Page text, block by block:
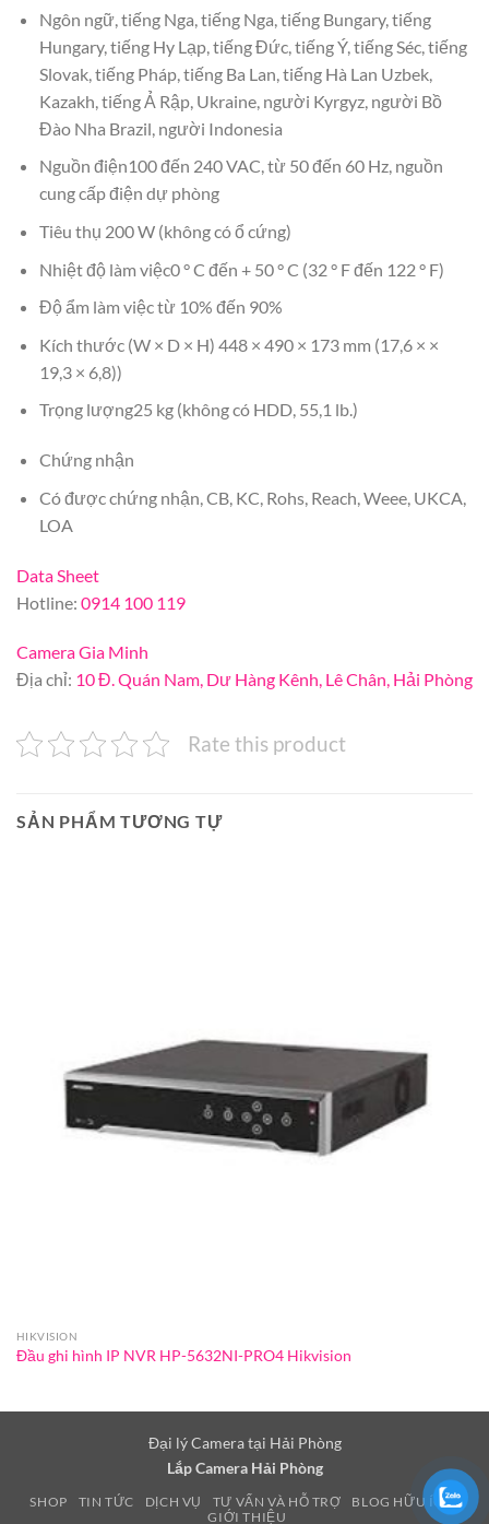
Ngôn ngữ, tiếng Nga, tiếng Nga, tiếng Bungary, tiếng
Hungary, tiếng Hy Lạp, tiếng Đức, tiếng Ý, tiếng Séc, tiếng
Slovak, tiếng Pháp, tiếng Ba Lan, tiếng Hà Lan Uzbek,
Kazakh, tiếng Ả Rập, Ukraine, người Kyrgyz, người Bồ
Đào Nha Brazil, người Indonesia
Nguồn điện100 đến 240 VAC, từ 50 đến 60 Hz, nguồn
cung cấp điện dự phòng
Tiêu thụ 200 W (không có ổ cứng)
Nhiệt độ làm việc0 ° C đến + 50 ° C (32 ° F đến 122 ° F)
Độ ẩm làm việc từ 10% đến 90%
Kích thước (W × D × H) 448 × 490 × 173 mm (17,6 × ×
19,3 × 6,8))
Trọng lượng25 kg (không có HDD, 55,1 lb.)
Chứng nhận
Có được chứng nhận, CB, KC, Rohs, Reach, Weee, UKCA,
LOA
Data Sheet
Hotline: 0914 100 119
Camera Gia Minh
Địa chỉ: 10 Đ. Quán Nam, Dư Hàng Kênh, Lê Chân, Hải Phòng
Rate this product
SẢN PHẨM TƯƠNG TỰ
HIKVISION
Đầu ghi hình IP NVR HP-5632NI-PRO4 Hikvision
Đại lý Camera tại Hải Phòng
Lắp Camera Hải Phòng
SHOP TIN TỨC DỊCH VỤ TƯ VẤN VÀ HỖ TRỢ
BLOG HỮU ÍCH
GIỚI THIỆU